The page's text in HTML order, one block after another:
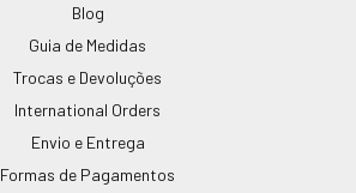
Blog
Guia de Medidas
Trocas e Devoluções
International Orders
Envio e Entrega
Formas de Pagamentos